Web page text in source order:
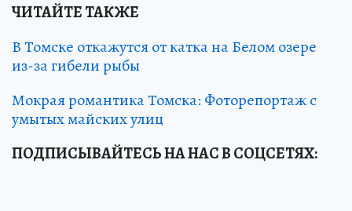
ЧИТАЙТЕ ТАКЖЕ
В Томске откажутся от катка на Белом озере
из-за гибели рыбы
Мокрая романтика Томска: Фоторепортаж с
умытых майских улиц
ПОДПИСЫВАЙТЕСЬ НА НАС В СОЦСЕТЯХ: